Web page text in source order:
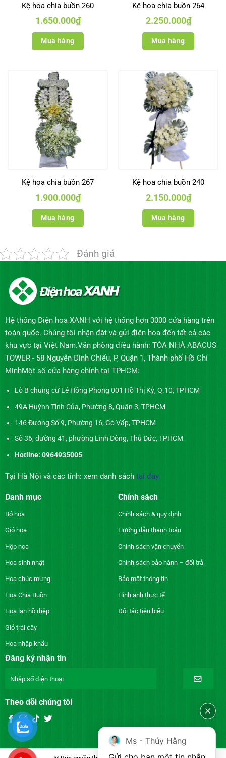
Kệ hoa chia buồn 260
1.650.000₫
Mua hàng
Kệ hoa chia buồn 264
2.250.000₫
Mua hàng
Kệ hoa chia buồn 267
1.900.000₫
Mua hàng
Kệ hoa chia buồn 240
2.150.000₫
Mua hàng
Đánh giá
Hệ thống Điện hoa XANH với hệ thống hơn 3000 cửa hàng trên
toàn quốc. Chúng tôi nhận đặt và gửi điện hoa đến tất cả các
khu vực tại Việt Nam.Văn phòng điều hành: TÒA NHÀ ABACUS
TOWER - 58 Nguyễn Đình Chiểu, P, Quận 1, Thành phố Hồ Chí
MinhMột số cửa hàng chính tại TPHCM:
Lô B chung cư Lê Hồng Phong 001 Hồ Thị Kỷ, Q.10, TPHCM
49A Huỳnh Tịnh Của, Phường 8, Quận 3, TPHCM
146 Đường Số 9, Phường 16, Gò Vấp, TPHCM
Số 36, đường 41, phường Linh Đông, Thủ Đức, TPHCM
Hotline: 0964935005
Tại Hà Nội và các tỉnh: xem danh sách tại đây
Danh mục
Bó hoa
Giỏ hoa
Hộp hoa
Hoa sinh nhật
Hoa chúc mừng
Hoa Chia Buồn
Hoa lan hồ điệp
Giỏ trái cây
Hoa nhập khẩu
Chính sách
Chính sách & quy định
Hướng dẫn thanh toán
Chính sách vận chuyển
Chính sách bảo hành – đổi trả
Bảo mật thông tin
Hình ảnh thực tế
Đối tác tiêu biểu
Đăng ký nhận tin
Theo dõi chúng tôi
Ms - Thúy Hằng